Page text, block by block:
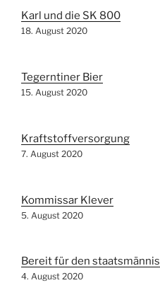
Karl und die SK 800
18. August 2020
Tegerntiner Bier
15. August 2020
Kraftstoffversorgung
7. August 2020
Kommissar Klever
5. August 2020
Bereit für den
4. August 2020